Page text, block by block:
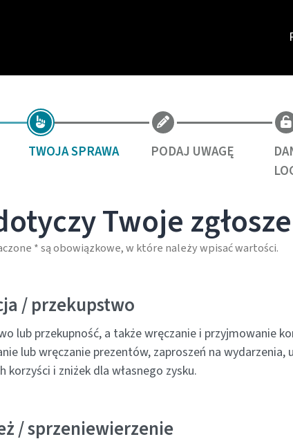
TWOJA SPRAWA PODAJ UWAGĘ
Twoje
* są obowiązkowe, w które należy wpisać wartości.
/ przekupstwo
lub przekupność, a także wręczanie i przyjmowanie
lub wręczanie prezentów, zaproszeń na wydarzenia,
korzyści i zniżek dla własnego zysku.
/ sprzeniewierzenie